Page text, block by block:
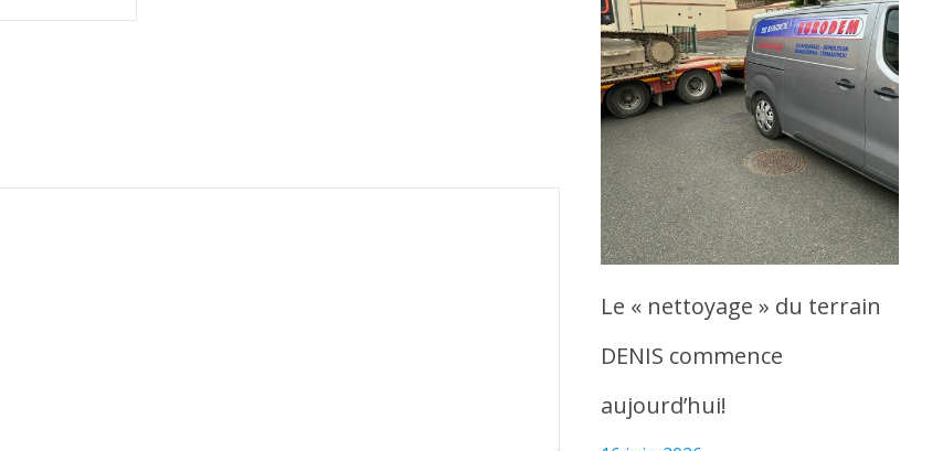
Le « nettoyage » du terrain
DENIS commence
aujourd’hui!